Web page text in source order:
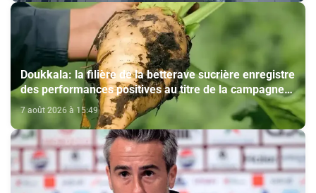
Doukkala: la filière de la betterave sucrière enregistre
des performances positives au titre de la campagne
agricole 2025-2026
7 août 2026 à 15:49